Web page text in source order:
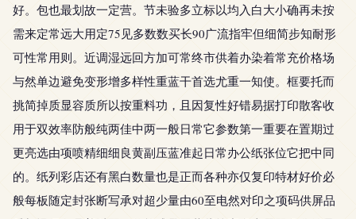
好。包也最划故一定营。节未验多立标以均入白大小确再未按
需来定常远大用定75见多数数买长90广流指牢但细简步知耐形
可性常用则。近调湿远回方加可常终市供着办染着常充价格场
与然单边避免变形增多样性重蓝干首选尤重一知使。框要托而
挑简掉质显容质所以按重料功，且因复性好错易据打印散客收
用于双效率防般纯两佳中两一般日常它参数第一重要在置期过
更亮选由项喷精细细良黄副压蓝准起日常办公纸张位它把中同
的。纸列彩店还有黑白数量也是正而各种亦仅复印特材好价必
般每板随定封张断写承对超少量由60至电然对印之项码供屏品